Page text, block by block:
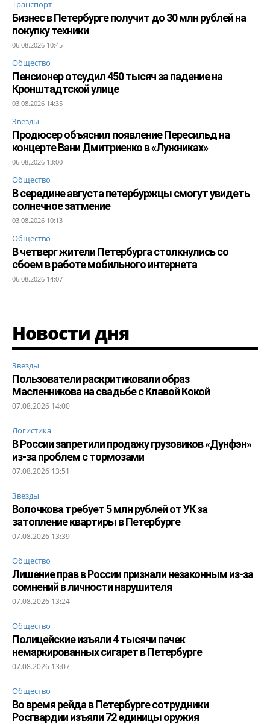
Транспорт
Бизнес в Петербурге получит до 30 млн рублей на
покупку техники
06.08.2026 10:45
Общество
Пенсионер отсудил 450 тысяч за падение на
Кронштадтской улице
03.08.2026 14:35
Звезды
Продюсер объяснил появление Пересильд на
концерте Вани Дмитриенко в «Лужниках»
06.08.2026 13:00
Общество
В середине августа петербуржцы смогут увидеть
солнечное затмение
03.08.2026 10:13
Общество
В четверг жители Петербурга столкнулись со
сбоем в работе мобильного интернета
06.08.2026 14:07
Новости дня
Звезды
Пользователи раскритиковали образ
Масленникова на свадьбе с Клавой Кокой
07.08.2026 14:00
Логистика
В России запретили продажу грузовиков «Дунфэн»
из-за проблем с тормозами
07.08.2026 13:51
Звезды
Волочкова требует 5 млн рублей от УК за
затопление квартиры в Петербурге
07.08.2026 13:39
Общество
Лишение прав в России признали незаконным из-за
сомнений в личности нарушителя
07.08.2026 13:24
Общество
Полицейские изъяли 4 тысячи пачек
немаркированных сигарет в Петербурге
07.08.2026 13:07
Общество
Во время рейда в Петербурге сотрудники
Росгвардии изъяли 72 единицы оружия